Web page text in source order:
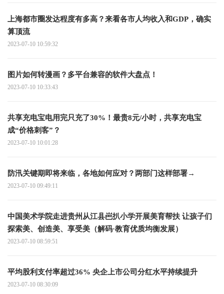
上海都市圈发达程度有多高？来看各市人均收入和GDP，确实
算顶流
2023-07-10 10:59:32
图片如何转漫画？多平台兼容的软件大盘点！
2023-07-10 10:33:43
共享充电宝电用完只充了30%！最贵8元/小时，共享充电宝
成“价格刺客”？
2023-07-10 10:01:28
防汛关键期即将来临，各地如何应对？两部门这样部署→
2023-07-10 09:49:11
中国美术学院走进贵州从江县岜扒小学开展美育帮扶 让孩子们
探索美、创造美、享受美（解码·教育优质均衡发展）
2023-07-10 08:59:51
平均股利支付率超过36% 央企上市公司分红水平持续提升
2023-07-10 08:30:09